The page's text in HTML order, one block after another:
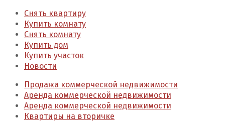
Снять квартиру
Купить комнату
Снять комнату
Купить дом
Купить участок
Новости
Продажа коммерческой недвижимости
Аренда коммерческой недвижимости
Аренда коммерческой недвижимости
Квартиры на вторичке